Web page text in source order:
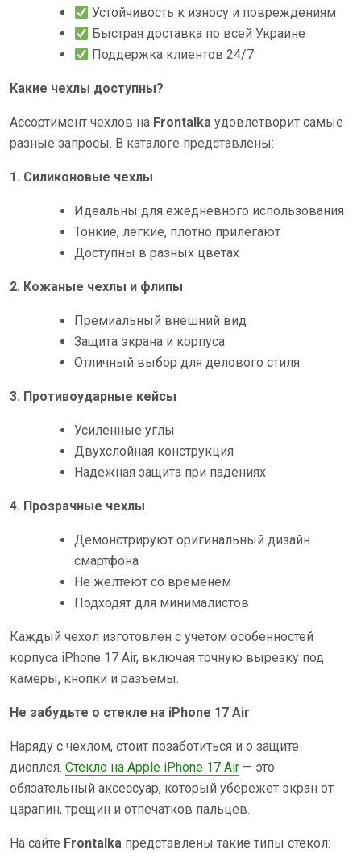
Устойчивость к износу и повреждениям
Быстрая доставка по всей Украине
Поддержка клиентов 24/7
Какие чехлы доступны?
Ассортимент чехлов на Frontalka удовлетворит самые
разные запросы. В каталоге представлены:
1. Силиконовые чехлы
Идеальны для ежедневного использования
Тонкие, легкие, плотно прилегают
Доступны в разных цветах
2. Кожаные чехлы и флипы
Премиальный внешний вид
Защита экрана и корпуса
Отличный выбор для делового стиля
3. Противоударные кейсы
Усиленные углы
Двухслойная конструкция
Надежная защита при падениях
4. Прозрачные чехлы
Демонстрируют оригинальный дизайн
смартфона
Не желтеют со временем
Подходят для минималистов
Каждый чехол изготовлен с учетом особенностей
корпуса iPhone 17 Air, включая точную вырезку под
камеры, кнопки и разъемы.
Не забудьте о стекле на iPhone 17 Air
Наряду с чехлом, стоит позаботиться и о защите
дисплея. Стекло на Apple iPhone 17 Air — это
обязательный аксессуар, который убережет экран от
царапин, трещин и отпечатков пальцев.
На сайте Frontalka представлены такие типы стекол: